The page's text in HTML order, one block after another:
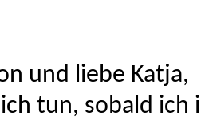
und liebe Katja,
tun, sobald ich